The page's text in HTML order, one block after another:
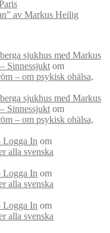
av Markus Heilig
sjukhus med Markus
Sinnessjukt om
– om psykisk ohälsa,
sjukhus med Markus
Sinnessjukt om
– om psykisk ohälsa,
Logga In om
alla svenska
Logga In om
alla svenska
Logga In om
alla svenska